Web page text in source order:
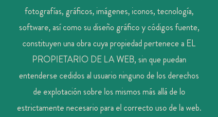
fotografías, gráficos, imágenes, iconos, tecnología,
software, así como su diseño gráfico y códigos fuente,
constituyen una obra cuya propiedad pertenece a EL
PROPIETARIO DE LA WEB, sin que puedan
entenderse cedidos al usuario ninguno de los derechos
de explotación sobre los mismos más allá de lo
estrictamente necesario para el correcto uso de la web.